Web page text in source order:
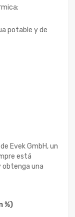
potable y de
Evek GmbH, un
está
obtenga una
%)